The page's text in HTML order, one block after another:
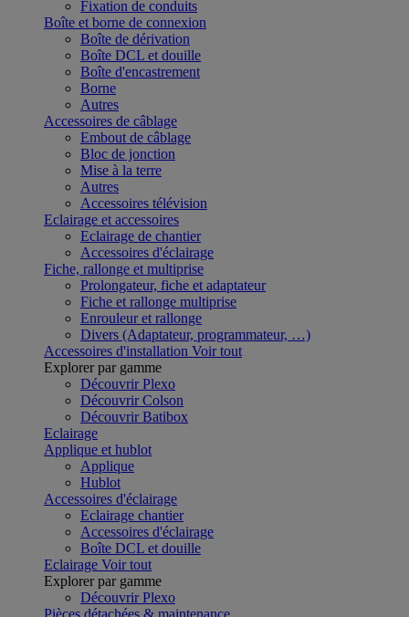
Fixation de conduits
Boîte et borne de connexion
Boîte de dérivation
Boîte DCL et douille
Boîte d'encastrement
Borne
Autres
Accessoires de câblage
Embout de câblage
Bloc de jonction
Mise à la terre
Autres
Accessoires télévision
Eclairage et accessoires
Eclairage de chantier
Accessoires d'éclairage
Fiche, rallonge et multiprise
Prolongateur, fiche et adaptateur
Fiche et rallonge multiprise
Enrouleur et rallonge
Divers (Adaptateur, programmateur, …)
Accessoires d'installation Voir tout
Explorer par gamme
Découvrir Plexo
Découvrir Colson
Découvrir Batibox
Eclairage
Applique et hublot
Applique
Hublot
Accessoires d'éclairage
Eclairage chantier
Accessoires d'éclairage
Boîte DCL et douille
Eclairage Voir tout
Explorer par gamme
Découvrir Plexo
Pièces détachées & maintenance